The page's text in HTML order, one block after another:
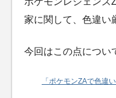
家に関して、色違い
今回はこの点につい
「ポケモンZAで色違